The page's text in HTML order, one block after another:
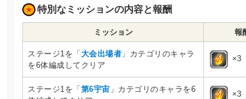
特別なミッションの内容と報酬
ミッション 報
ステージ1を「 大会出場者 」カテゴリのキャラ
を6体編成してクリア
×3
ステージ1を「 第6宇宙 」カテゴリのキャラを6
×3